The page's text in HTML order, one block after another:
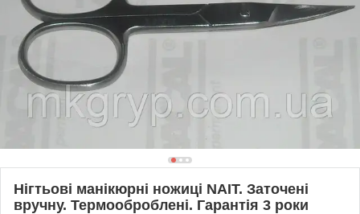
Нігтьові манікюрні ножиці NAIT. Заточені
вручну. Термооброблені. Гарантія 3 роки